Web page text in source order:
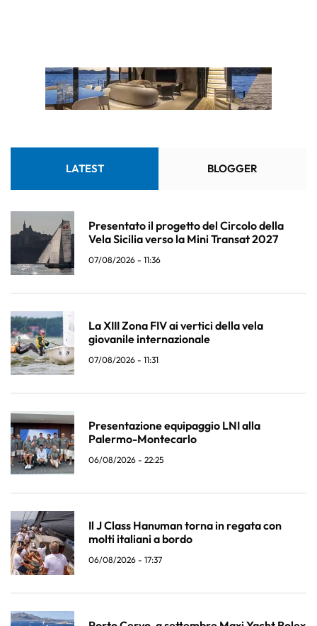
LATEST BLOGGER
Presentato il progetto del Circolo della
Vela Sicilia verso la Mini Transat 2027
07/08/2026 - 11:36
La XIII Zona FIV ai vertici della vela
giovanile internazionale
07/08/2026 - 11:31
Presentazione equipaggio LNI alla
Palermo-Montecarlo
06/08/2026 - 22:25
Il J Class Hanuman torna in regata con
molti italiani a bordo
06/08/2026 - 17:37